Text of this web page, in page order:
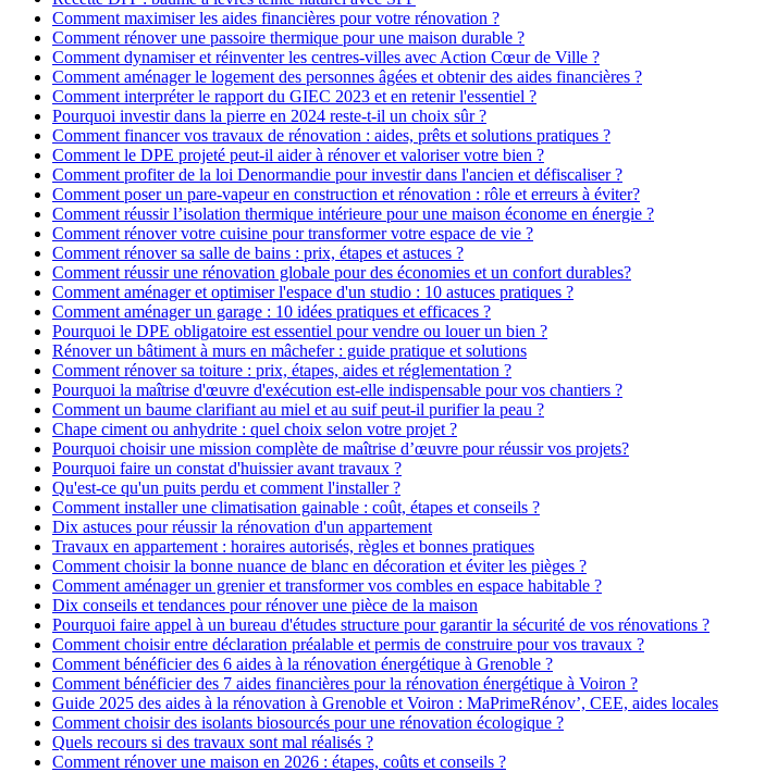
Comment maximiser les aides financières pour votre rénovation ?
Comment rénover une passoire thermique pour une maison durable ?
Comment dynamiser et réinventer les centres-villes avec Action Cœur de Ville ?
Comment aménager le logement des personnes âgées et obtenir des aides financières ?
Comment interpréter le rapport du GIEC 2023 et en retenir l'essentiel ?
Pourquoi investir dans la pierre en 2024 reste-t-il un choix sûr ?
Comment financer vos travaux de rénovation : aides, prêts et solutions pratiques ?
Comment le DPE projeté peut-il aider à rénover et valoriser votre bien ?
Comment profiter de la loi Denormandie pour investir dans l'ancien et défiscaliser ?
Comment poser un pare-vapeur en construction et rénovation : rôle et erreurs à éviter?
Comment réussir l’isolation thermique intérieure pour une maison économe en énergie ?
Comment rénover votre cuisine pour transformer votre espace de vie ?
Comment rénover sa salle de bains : prix, étapes et astuces ?
Comment réussir une rénovation globale pour des économies et un confort durables?
Comment aménager et optimiser l'espace d'un studio : 10 astuces pratiques ?
Comment aménager un garage : 10 idées pratiques et efficaces ?
Pourquoi le DPE obligatoire est essentiel pour vendre ou louer un bien ?
Rénover un bâtiment à murs en mâchefer : guide pratique et solutions
Comment rénover sa toiture : prix, étapes, aides et réglementation ?
Pourquoi la maîtrise d'œuvre d'exécution est-elle indispensable pour vos chantiers ?
Comment un baume clarifiant au miel et au suif peut-il purifier la peau ?
Chape ciment ou anhydrite : quel choix selon votre projet ?
Pourquoi choisir une mission complète de maîtrise d’œuvre pour réussir vos projets?
Pourquoi faire un constat d'huissier avant travaux ?
Qu'est-ce qu'un puits perdu et comment l'installer ?
Comment installer une climatisation gainable : coût, étapes et conseils ?
Dix astuces pour réussir la rénovation d'un appartement
Travaux en appartement : horaires autorisés, règles et bonnes pratiques
Comment choisir la bonne nuance de blanc en décoration et éviter les pièges ?
Comment aménager un grenier et transformer vos combles en espace habitable ?
Dix conseils et tendances pour rénover une pièce de la maison
Pourquoi faire appel à un bureau d'études structure pour garantir la sécurité de vos rénovations ?
Comment choisir entre déclaration préalable et permis de construire pour vos travaux ?
Comment bénéficier des 6 aides à la rénovation énergétique à Grenoble ?
Comment bénéficier des 7 aides financières pour la rénovation énergétique à Voiron ?
Guide 2025 des aides à la rénovation à Grenoble et Voiron : MaPrimeRénov’, CEE, aides locales
Comment choisir des isolants biosourcés pour une rénovation écologique ?
Quels recours si des travaux sont mal réalisés ?
Comment rénover une maison en 2026 : étapes, coûts et conseils ?